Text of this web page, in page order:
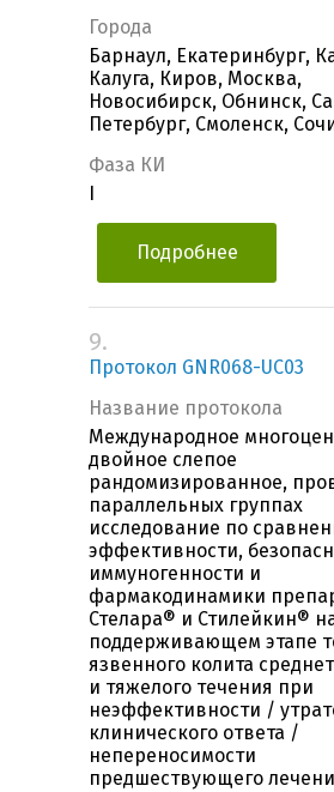
Города
Барнаул, Екатеринбург,
Калуга, Киров, Москва,
Новосибирск, Обнинск,
Петербург, Смоленск,
Фаза КИ
Подробнее
9.
Протокол GNR068-UC03
Название протокола
Международное
двойное слепое
рандомизированное,
параллельных группах
исследование по
эффективности,
иммуногенности и
фармакодинамики
Стелара® и Стилейкин®
поддерживающем этапе
язвенного колита
и тяжелого течения при
неэффективности /
клинического ответа /
непереносимости
предшествующего